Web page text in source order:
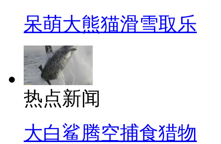
呆萌大熊猫滑雪取乐
热点新闻
大白鲨腾空捕食猎物